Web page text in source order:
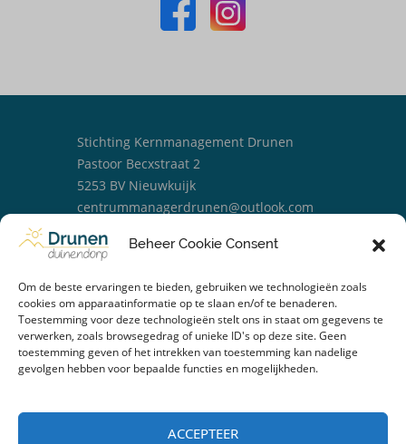
Beheer Cookie Consent
Om de beste ervaringen te bieden, gebruiken we technologieën zoals
cookies om apparaatinformatie op te slaan en/of te benaderen.
Toestemming voor deze technologieën stelt ons in staat om gegevens te
verwerken, zoals browsegedrag of unieke ID's op deze site. Geen
toestemming geven of het intrekken van toestemming kan nadelige
gevolgen hebben voor bepaalde functies en mogelijkheden.
ACCEPTEER
Stichting Kernmanagement Drunen
Pastoor Becxstraat 2
5253 BV Nieuwkuijk
centrummanagerdrunen@outlook.com